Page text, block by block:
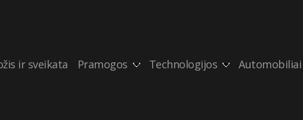
ir sveikata Pramogos Technologijos Automobiliai